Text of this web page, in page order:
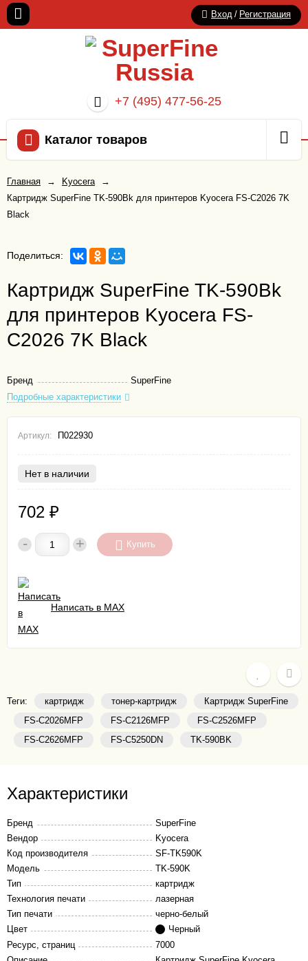
Вход / Регистрация
+7 (495) 477-56-25
Каталог товаров
Главная → Kyocera
→
Картридж SuperFine TK-590Bk для принтеров Kyocera FS-C2026 7K
Black
Поделиться:
Картридж SuperFine TK-590Bk
для принтеров Kyocera FS-
C2026 7K Black
Бренд
SuperFine
Подробные характеристики
Артикул: П022930
Нет в наличии
702 ₽
- + Купить
Написать в MAX
Теги: картридж тонер-картридж
Картридж SuperFine
FS-C2026MFP
FS-C2126MFP
FS-C2526MFP
FS-C2626MFP
FS-C5250DN TK-590BK
Характеристики
Бренд
SuperFine
Вендор
Kyocera
Код производителя
SF-TK590K
Модель
TK-590K
Тип
картридж
Технология печати
лазерная
Тип печати
черно-белый
Цвет
Черный
Ресурс, страниц
7000